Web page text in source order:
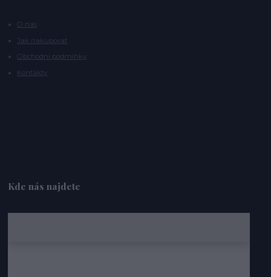
O nás
Jak nakupovat
Obchodní podmínky
Kontakty
Kde nás najdete